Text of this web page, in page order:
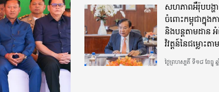
សហភាពអឺរ៉ុបបង្ហ
ចំពោះកម្ពុជាក្នុង
និងបន្តតាមដាន
វិវត្តន៍នៃជម្លោះត
ដោយយកចិត្តទុកដ
ថ្ងៃព្រហស្បតិ៍ ទី១៨ ខែធ្នូ